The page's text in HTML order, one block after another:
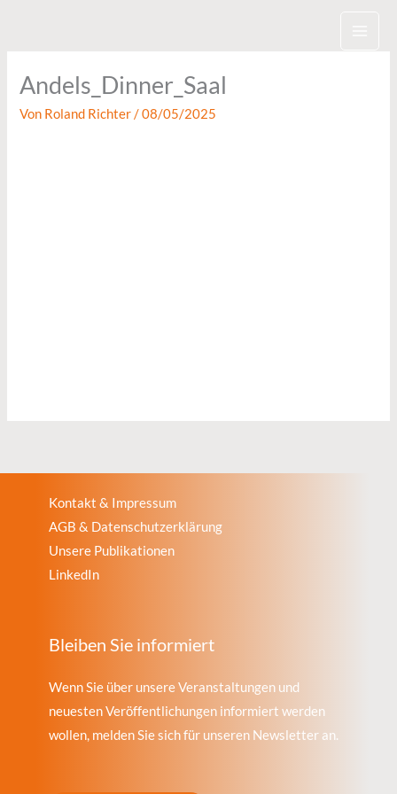
Andels_Dinner_Saal
Von Roland Richter/08/05/2025
Kontakt & Impressum
AGB & Datenschutzerklärung
Unsere Publikationen
LinkedIn
Bleiben Sie informiert
Wenn Sie über unsere Veranstaltungen und
neuesten Veröffentlichungen informiert werden
wollen, melden Sie sich für unseren Newsletter an.